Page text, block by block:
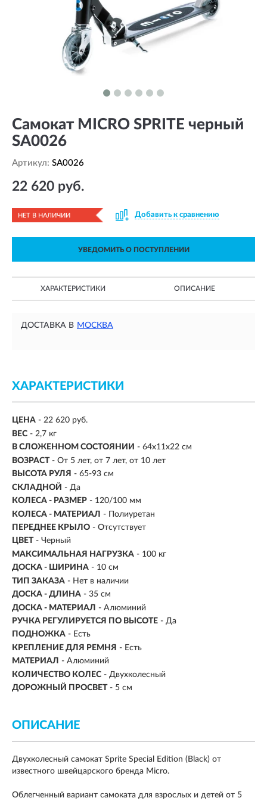
Самокат MICRO SPRITE черный
SA0026
Артикул: SA0026
22 620 руб.
НЕТ В НАЛИЧИИ Добавить к сравнению
УВЕДОМИТЬ О ПОСТУПЛЕНИИ
ХАРАКТЕРИСТИКИ ОПИСАНИЕ
ДОСТАВКА В МОСКВА
ХАРАКТЕРИСТИКИ
ЦЕНА - 22 620 руб.
ВЕС - 2,7 кг
В СЛОЖЕННОМ СОСТОЯНИИ - 64x11x22 см
ВОЗРАСТ - От 5 лет, от 7 лет, от 10 лет
ВЫСОТА РУЛЯ - 65-93 см
СКЛАДНОЙ - Да
КОЛЕСА - РАЗМЕР - 120/100 мм
КОЛЕСА - МАТЕРИАЛ - Полиуретан
ПЕРЕДНЕЕ КРЫЛО - Отсутствует
ЦВЕТ - Черный
МАКСИМАЛЬНАЯ НАГРУЗКА - 100 кг
ДОСКА - ШИРИНА - 10 см
ТИП ЗАКАЗА - Нет в наличии
ДОСКА - ДЛИНА - 35 см
ДОСКА - МАТЕРИАЛ - Алюминий
РУЧКА РЕГУЛИРУЕТСЯ ПО ВЫСОТЕ - Да
ПОДНОЖКА - Есть
КРЕПЛЕНИЕ ДЛЯ РЕМНЯ - Есть
МАТЕРИАЛ - Алюминий
КОЛИЧЕСТВО КОЛЕС - Двухколесный
ДОРОЖНЫЙ ПРОСВЕТ - 5 см
ОПИСАНИЕ
Двухколесный самокат Sprite Special Edition (Black) от
известного швейцарского бренда Micro.
Облегченный вариант самоката для взрослых и детей от 5